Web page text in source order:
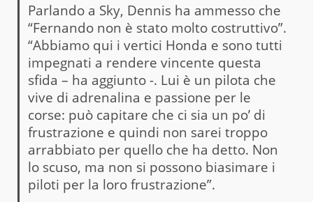
Parlando a Sky, Dennis ha ammesso che
“Fernando non è stato molto costruttivo”.
“Abbiamo qui i vertici Honda e sono tutti
impegnati a rendere vincente questa
sfida – ha aggiunto -. Lui è un pilota che
vive di adrenalina e passione per le
corse: può capitare che ci sia un po’ di
frustrazione e quindi non sarei troppo
arrabbiato per quello che ha detto. Non
lo scuso, ma non si possono biasimare i
piloti per la loro frustrazione”.